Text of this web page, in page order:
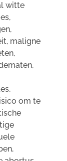
witte
maligne
om te